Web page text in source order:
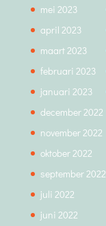
mei 2023
april 2023
maart 2023
februari 2023
januari 2023
december 2022
november 2022
oktober 2022
september 2022
juli 2022
juni 2022